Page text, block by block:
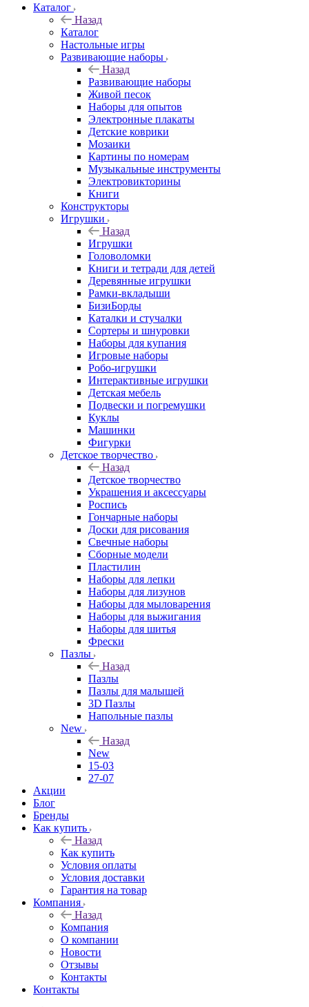
Каталог
Назад
Каталог
Настольные игры
Развивающие наборы
Назад
Развивающие наборы
Живой песок
Наборы для опытов
Электронные плакаты
Детские коврики
Мозаики
Картины по номерам
Музыкальные инструменты
Электровикторины
Книги
Конструкторы
Игрушки
Назад
Игрушки
Головоломки
Книги и тетради для детей
Деревянные игрушки
Рамки-вкладыши
БизиБорды
Каталки и стучалки
Сортеры и шнуровки
Наборы для купания
Игровые наборы
Робо-игрушки
Интерактивные игрушки
Детская мебель
Подвески и погремушки
Куклы
Машинки
Фигурки
Детское творчество
Назад
Детское творчество
Украшения и аксессуары
Роспись
Гончарные наборы
Доски для рисования
Свечные наборы
Сборные модели
Пластилин
Наборы для лепки
Наборы для лизунов
Наборы для мыловарения
Наборы для выжигания
Наборы для шитья
Фрески
Пазлы
Назад
Пазлы
Пазлы для малышей
3D Пазлы
Напольные пазлы
New
Назад
New
15-03
27-07
Акции
Блог
Бренды
Как купить
Назад
Как купить
Условия оплаты
Условия доставки
Гарантия на товар
Компания
Назад
Компания
О компании
Новости
Отзывы
Контакты
Контакты